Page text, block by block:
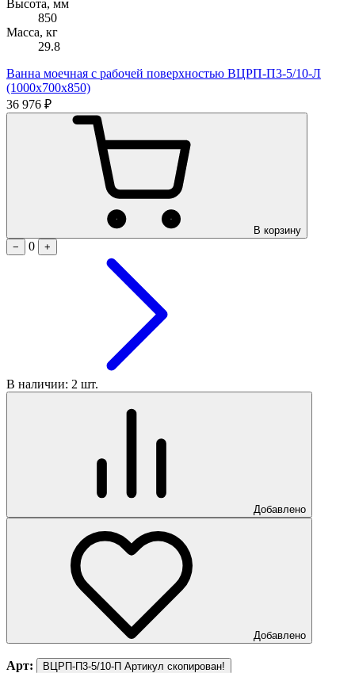
Высота, мм
850
Масса, кг
29.8
Ванна моечная с рабочей поверхностью ВЦРП-П3-5/10-Л
(1000х700х850)
36 976 ₽
В корзину
−
0 +
В наличии: 2 шт.
Добавлено
Добавлено
Арт: ВЦРП-П3-5/10-П Артикул скопирован!